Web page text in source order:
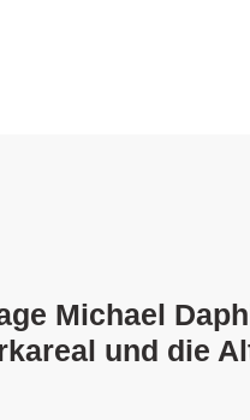
Michael
und die